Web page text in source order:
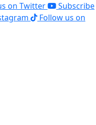
on Twitter
Subscribe
Follow us on